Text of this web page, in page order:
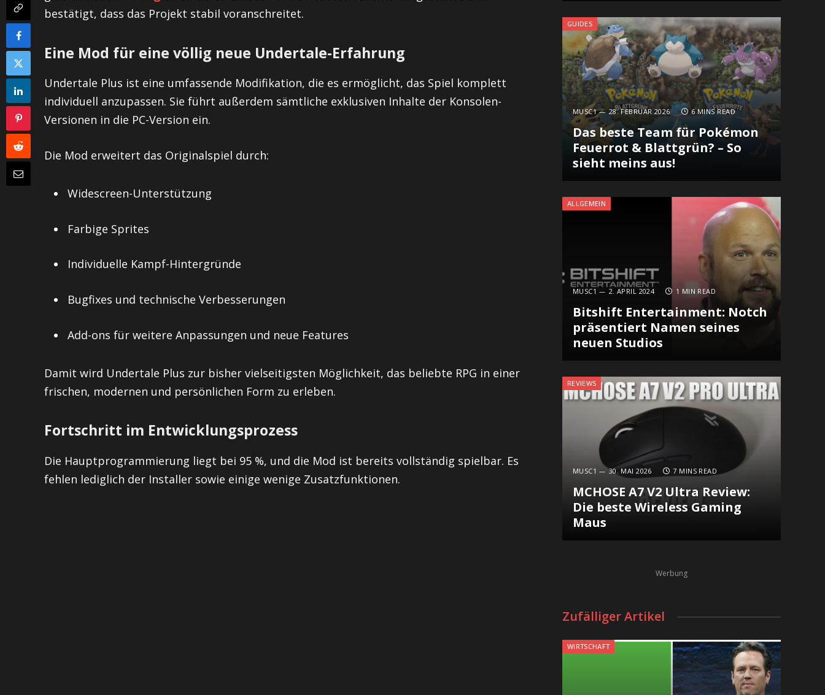
bestätigt, dass das Projekt stabil voranschreitet.
Eine Mod für eine völlig neue Undertale-Erfahrung
Undertale Plus ist eine umfassende Modifikation, die es ermöglicht, das Spiel komplett
individuell anzupassen. Sie führt außerdem sämtliche exklusiven Inhalte der Konsolen-
Versionen in die PC-Version ein.
Die Mod erweitert das Originalspiel durch:
Widescreen-Unterstützung
Farbige Sprites
Individuelle Kampf-Hintergründe
Bugfixes und technische Verbesserungen
Add-ons für weitere Anpassungen und neue Features
Damit wird Undertale Plus zur bisher vielseitigsten Möglichkeit, das beliebte RPG in einer
frischen, modernen und persönlichen Form zu erleben.
Fortschritt im Entwicklungsprozess
Die Hauptprogrammierung liegt bei 95 %, und die Mod ist bereits vollständig spielbar. Es
fehlen lediglich der Installer sowie einige wenige Zusatzfunktionen.
GUIDES
MUSC1 28. FEBRUAR 2026 6 MINS READ
Das beste Team für Pokémon
Feuerrot & Blattgrün? – So
sieht meins aus!
ALLGEMEIN
MUSC1 2. APRIL 2024 1 MIN READ
Bitshift Entertainment: Notch
präsentiert Namen seines
neuen Studios
REVIEWS
MUSC1 30. MAI 2026 7 MINS READ
MCHOSE A7 V2 Ultra Review:
Die beste Wireless Gaming
Maus
Werbung
Zufälliger Artikel
WIRTSCHAFT